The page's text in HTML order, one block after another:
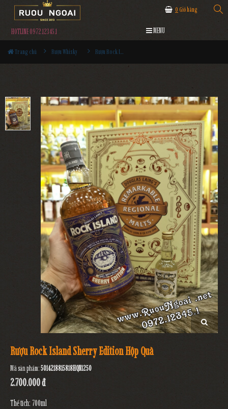
0 Giỏ hàng
HOTLINE 0972.12345.1 MENU
Trang chủ Rượu Whisky Rượu Rock Island Sherry Edition Hộp Quà
Rượu Rock Island Sherry Edition Hộp Quà
Mã sản phẩm:5014218815818HQN1250
2.700.000 đ
Thể tích: 700ml